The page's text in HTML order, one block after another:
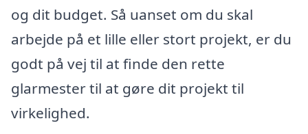
og dit budget. Så uanset om du skal
arbejde på et lille eller stort projekt, er du
godt på vej til at finde den rette
glarmester til at gøre dit projekt til
virkelighed.